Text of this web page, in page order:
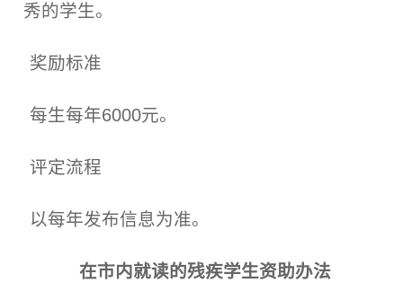
秀的学生。
奖励标准
每生每年6000元。
评定流程
以每年发布信息为准。
在市内就读的残疾学生资助办法